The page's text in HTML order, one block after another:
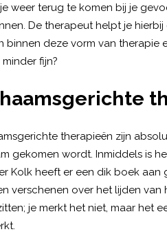
weer terug te komen bij je
De therapeut helpt je
binnen deze vorm van therapie
fijn?
therapieën zijn
gekomen wordt. Inmiddels is
Kolk heeft er een dik boek aan
verschenen over het lijden
je merkt het niet, maar het